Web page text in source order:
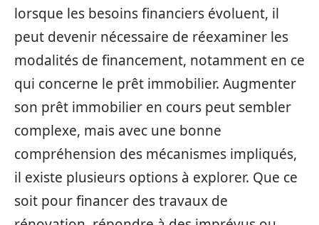
lorsque les besoins financiers évoluent, il
peut devenir nécessaire de réexaminer les
modalités de financement, notamment en ce
qui concerne le prêt immobilier. Augmenter
son prêt immobilier en cours peut sembler
complexe, mais avec une bonne
compréhension des mécanismes impliqués,
il existe plusieurs options à explorer. Que ce
soit pour financer des travaux de